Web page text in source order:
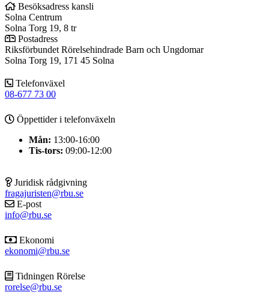
Besöksadress kansli
Solna Centrum
Solna Torg 19, 8 tr
Postadress
Riksförbundet Rörelsehindrade Barn och Ungdomar
Solna Torg 19, 171 45 Solna
Telefonväxel
08-677 73 00
Öppettider i telefonväxeln
Mån: 13:00-16:00
Tis-tors: 09:00-12:00
Juridisk rådgivning
fragajuristen@rbu.se
E-post
info@rbu.se
Ekonomi
ekonomi@rbu.se
Tidningen Rörelse
rorelse@rbu.se